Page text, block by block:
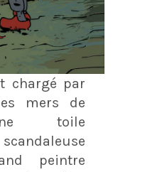
chargé par
mers de
toile
peintre